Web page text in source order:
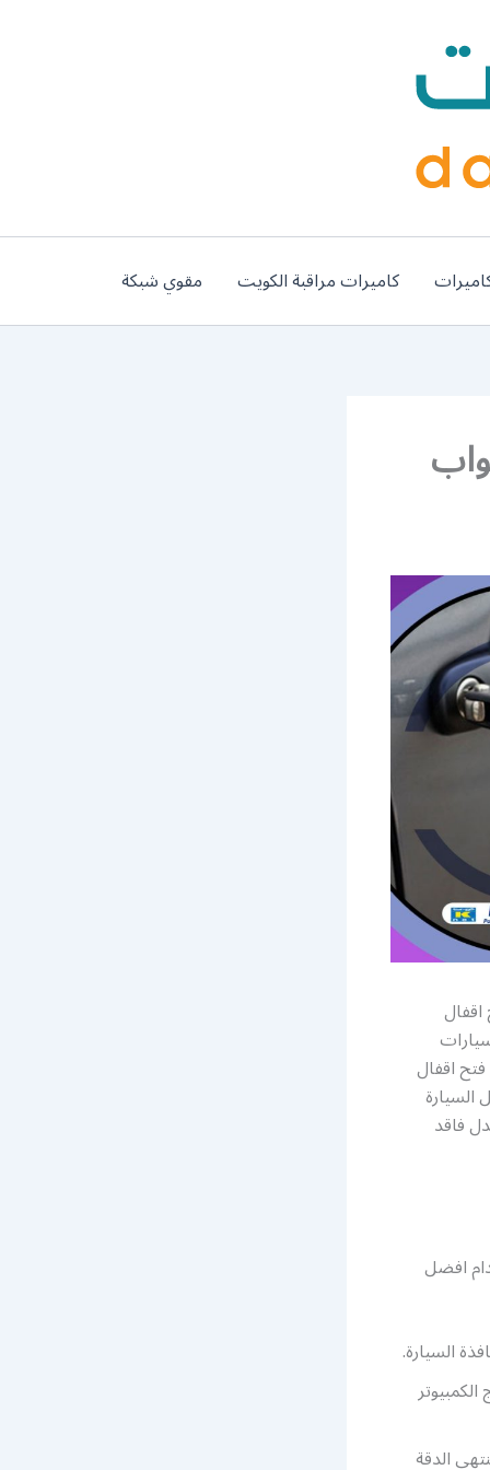
كاميرات مراقبة الكويت مقوي شبكة
فتح ابواب
اقفال
فاقد
افضل
السيارة.
الدقة